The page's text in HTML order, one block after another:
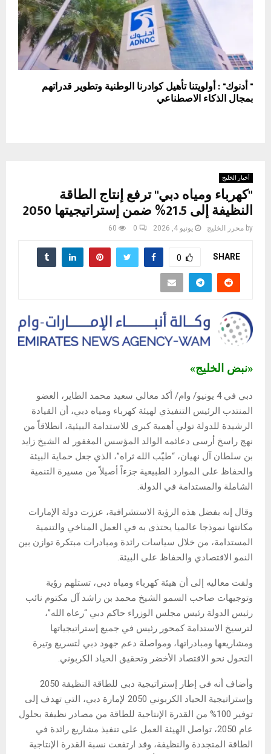
" أدنوك" : أولويتنا تأهيل كوادرنا الوطنية وتطوير قدراتهم
بمجال الذكاء الاصطناعي
أخبار الخليج
"كهرباء ومياه دبي" ترفع إنتاج الطاقة
النظيفة إلى 21.5% ضمن إستراتيجيتها 2050
by محرر الخليج يونيو 4, 2026 0
60
SHARE
0
«نبض الخليج»
دبي في 4 يونيو/ وام/ أكد معالي سعيد محمد الطاير، العضو
المنتدب الرئيس التنفيذي لهيئة كهرباء ومياه دبي، أن القيادة
الرشيدة للدولة تولي أهمية كبرى للاستدامة البيئية، انطلاقاً من
نهج راسخ أرسى دعائمه الوالد المؤسس المغفور له الشيخ زايد
بن سلطان آل نهيان، “طيّب الله ثراه”، الذي جعل حماية البيئة
والحفاظ على الموارد الطبيعية جزءاً أصيلاً من مسيرة التنمية
الشاملة والمستدامة في الدولة.
وقال إنه بفضل هذه الرؤية الاستشرافية، عززت دولة الإمارات
مكانتها نموذجا عالميا يحتذى به في العمل المناخي والتنمية
المستدامة، من خلال سياسات رائدة ومبادرات مبتكرة توازن بين
النمو الاقتصادي والحفاظ على البيئة.
ولفت معاليه إلى أن هيئة كهرباء ومياه دبي، تستلهم رؤية
وتوجيهات صاحب السمو الشيخ محمد بن راشد آل مكتوم نائب
رئيس الدولة رئيس مجلس الوزراء حاكم دبي “رعاه الله”،
لترسيخ الاستدامة كمحور رئيس في جميع إستراتيجياتها
ومشاريعها ومبادراتها، ومواصلة دعم جهود دبي لتسريع وتيرة
التحول نحو الاقتصاد الأخضر وتحقيق الحياد الكربوني.
وأضاف أنه في إطار إستراتيجية دبي للطاقة النظيفة 2050
وإستراتيجية الحياد الكربوني 2050 لإمارة دبي، التي تهدف إلى
توفير 100% من القدرة الإنتاجية للطاقة من مصادر نظيفة بحلول
عام 2050، تواصل الهيئة العمل على تنفيذ مشاريع رائدة في
الطاقة المتجددة والنظيفة، وقد ارتفعت نسبة القدرة الإنتاجية